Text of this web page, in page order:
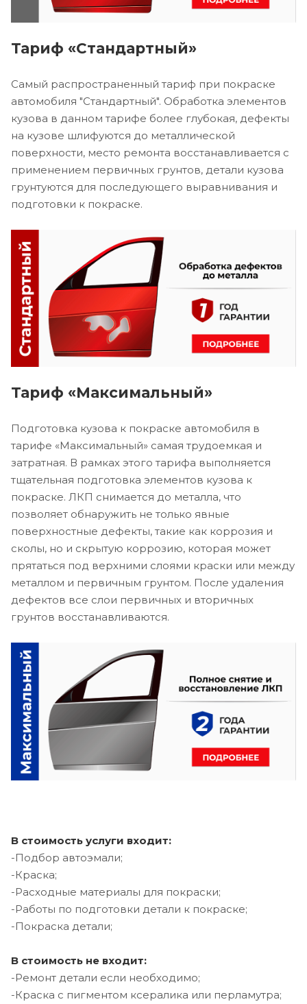
Тариф «Стандартный»
Самый распространенный тариф при покраске
автомобиля "Стандартный". Обработка элементов
кузова в данном тарифе более глубокая, дефекты
на кузове шлифуются до металлической
поверхности, место ремонта восстанавливается с
применением первичных грунтов, детали кузова
грунтуются для последующего выравнивания и
подготовки к покраске.
Тариф «Максимальный»
Подготовка кузова к покраске автомобиля в
тарифе «Максимальный» самая трудоемкая и
затратная. В рамках этого тарифа выполняется
тщательная подготовка элементов кузова к
покраске. ЛКП снимается до металла, что
позволяет обнаружить не только явные
поверхностные дефекты, такие как коррозия и
сколы, но и скрытую коррозию, которая может
прятаться под верхними слоями краски или между
металлом и первичным грунтом. После удаления
дефектов все слои первичных и вторичных
грунтов восстанавливаются.
В стоимость услуги входит:
-Подбор автоэмали;
-Краска;
-Расходные материалы для покраски;
-Работы по подготовки детали к покраске;
-Покраска детали;
В стоимость не входит:
-Ремонт детали если необходимо;
-Краска с пигментом ксералика или перламутра;